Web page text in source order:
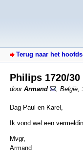
Terug naar het
Philips 1720/30
door Armand België
Dag Paul en Karel,
Ik vond wel een
Mvgr,
Armand